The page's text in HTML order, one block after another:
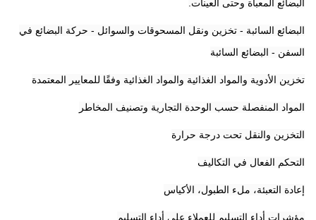
البضائع المعبأة وحتى العينات.
البضائع السائبة - تخزين ونقل المسحوقات والسوائل - حركة البضائع في
السفن - البضائع السائبة
تخزين الأدوية والمواد الغذائية والمواد الغذائية وفقًا للمعايير المعتمدة
المواد المنفصلة حسب الوحدة التجارية وتصنيف المخاطر
التخزين والنقل تحت درجة حرارة
التحكم الفعال في التكاليف
إعادة التعبئة، ملء الطبول، الأكياس
مؤشرات أداء التسليم للعملاء على أداء التسليم